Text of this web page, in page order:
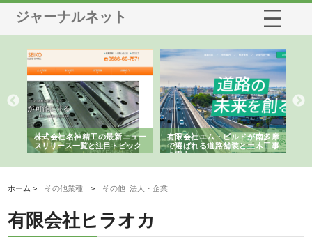
ジャーナルネット
株式会社名神精工の最新ニュー
スリリース一覧と注目トピック
有限会社エム・ビルドが南多摩
で選ばれる道路舗装と土木工事
の実力
ホーム > その他業種 > その他_法人・企業
有限会社ヒラオカ